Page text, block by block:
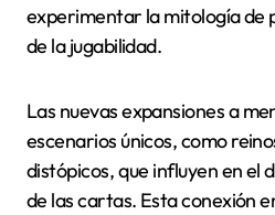
experimentar la mitología de
de la jugabilidad.
Las nuevas expansiones a
escenarios únicos, como
distópicos, que influyen en el
de las cartas. Esta conexión